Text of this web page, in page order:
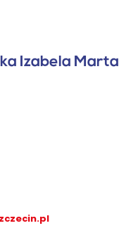
Izabela Marta